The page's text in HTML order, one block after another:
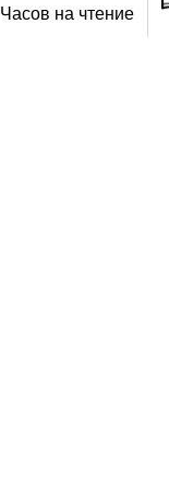
Часов на чтение